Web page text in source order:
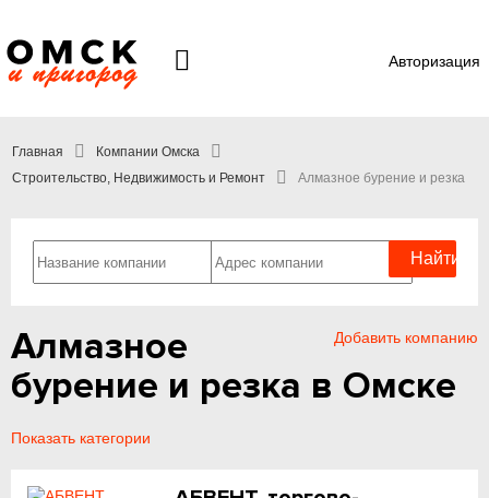
Авторизация
Главная
Компании Омска
Строительство, Недвижимость и Ремонт
Алмазное бурение и резка
Добавить компанию
Алмазное
бурение и резка в Омске
Показать категории